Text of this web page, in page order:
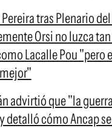
tras Plenario del
Orsi no luzca
Lacalle Pou "pero
advirtió que "la
detalló cómo Ancap